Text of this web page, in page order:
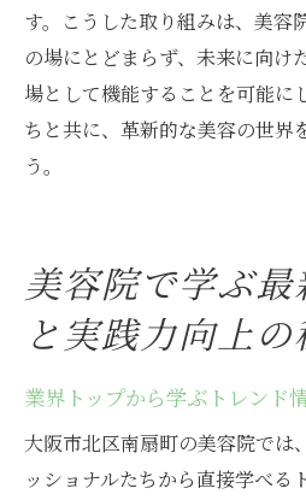
す。こうした取り組みは、美容
の場にとどまらず、未来に向け
場として機能することを可能に
ちと共に、革新的な美容の世界
う。
美容院で学ぶ
と実践力向上
業界トップから学ぶトレンド
大阪市北区南扇町の美容院では
ッショナルたちから直接学べる